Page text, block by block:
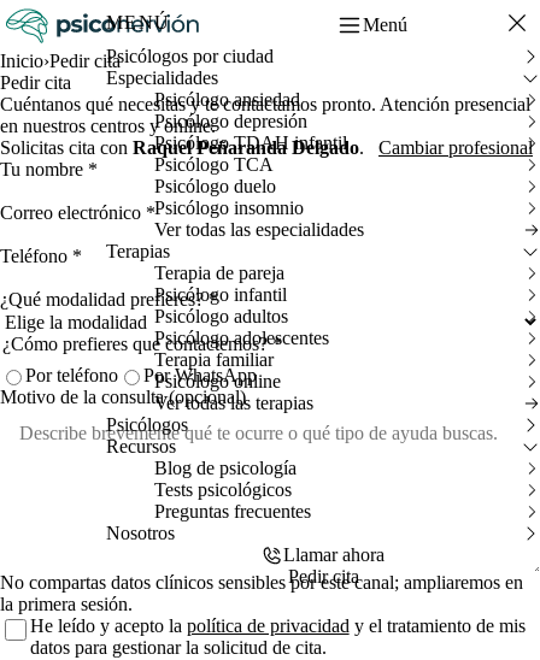
Menú
MENÚ
Psicólogos por ciudad
Especialidades
Psicólogo ansiedad
Psicólogo depresión
Psicólogo TDAH infantil
Psicólogo TCA
Psicólogo duelo
Psicólogo insomnio
Ver todas las especialidades
Terapias
Terapia de pareja
Psicólogo infantil
Psicólogo adultos
Psicólogo adolescentes
Terapia familiar
Psicólogo online
Ver todas las terapias
Psicólogos
Recursos
Blog de psicología
Tests psicológicos
Preguntas frecuentes
Nosotros
Llamar ahora
Pedir cita
Inicio›Pedir cita
Pedir cita
Cuéntanos qué necesitas y te contactamos pronto. Atención presencial
en nuestros centros y online.
Solicitas cita con Raquel Peñaranda Delgado.
Cambiar profesional
Tu nombre *
Correo electrónico *
Teléfono *
¿Qué modalidad prefieres?*
¿Cómo prefieres que contactemos?*
Por teléfono
Por WhatsApp
Motivo de la consulta(opcional)
No compartas datos clínicos sensibles por este canal; ampliaremos en
la primera sesión.
He leído y acepto la política de privacidad y el tratamiento de mis
datos para gestionar la solicitud de cita.